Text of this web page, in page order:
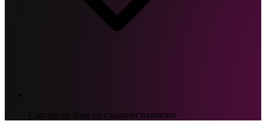
Cancela en línea en cualquier momento